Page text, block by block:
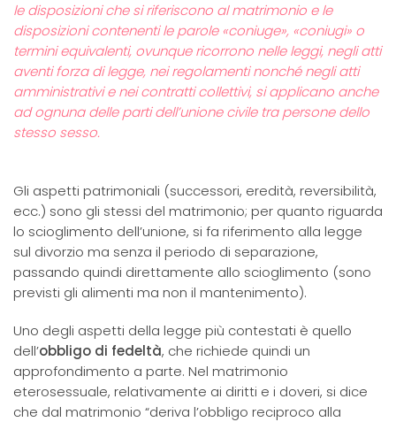
le disposizioni che si riferiscono al matrimonio e le
disposizioni contenenti le parole «coniuge», «coniugi» o
termini equivalenti, ovunque ricorrono nelle leggi, negli atti
aventi forza di legge, nei regolamenti nonché negli atti
amministrativi e nei contratti collettivi, si applicano anche
ad ognuna delle parti dell’unione civile tra persone dello
stesso sesso.
Gli aspetti patrimoniali (successori, eredità, reversibilità,
ecc.) sono gli stessi del matrimonio; per quanto riguarda
lo scioglimento dell’unione, si fa riferimento alla legge
sul divorzio ma senza il periodo di separazione,
passando quindi direttamente allo scioglimento (sono
previsti gli alimenti ma non il mantenimento).
Uno degli aspetti della legge più contestati è quello
dell’obbligo di fedeltà, che richiede quindi un
approfondimento a parte. Nel matrimonio
eterosessuale, relativamente ai diritti e i doveri, si dice
che dal matrimonio “deriva l’obbligo reciproco alla